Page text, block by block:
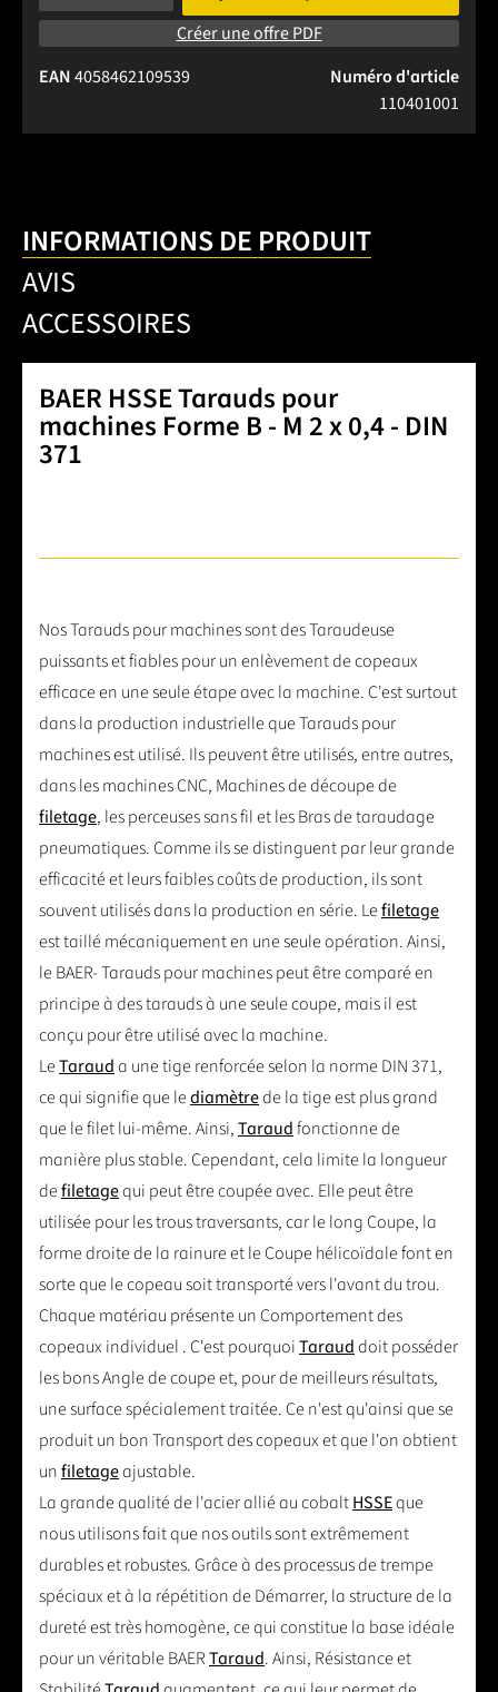
Créer une offre PDF
Numéro d'article
110401001
EAN4058462109539
INFORMATIONS DE PRODUIT
AVIS
ACCESSOIRES
BAER HSSE Tarauds pour
machines Forme B - M 2 x 0,4 - DIN
371
Nos Tarauds pour machines sont des Taraudeuse
puissants et fiables pour un enlèvement de copeaux
efficace en une seule étape avec la machine. C'est surtout
dans la production industrielle que Tarauds pour
machines est utilisé. Ils peuvent être utilisés, entre autres,
dans les machines CNC, Machines de découpe de
filetage, les perceuses sans fil et les Bras de taraudage
pneumatiques. Comme ils se distinguent par leur grande
efficacité et leurs faibles coûts de production, ils sont
souvent utilisés dans la production en série. Lefiletage
est taillé mécaniquement en une seule opération. Ainsi,
le BAER- Tarauds pour machines peut être comparé en
principe à des tarauds à une seule coupe, mais il est
conçu pour être utilisé avec la machine.
LeTarauda une tige renforcée selon la norme DIN 371,
ce qui signifie que lediamètrede la tige est plus grand
que le filet lui-même. Ainsi,Taraudfonctionne de
manière plus stable. Cependant, cela limite la longueur
defiletagequi peut être coupée avec. Elle peut être
utilisée pour les trous traversants, car le long Coupe, la
forme droite de la rainure et le Coupe hélicoïdale font en
sorte que le copeau soit transporté vers l'avant du trou.
Chaque matériau présente un Comportement des
copeaux individuel . C'est pourquoiTarauddoit posséder
les bons Angle de coupe et, pour de meilleurs résultats,
une surface spécialement traitée. Ce n'est qu'ainsi que se
produit un bon Transport des copeaux et que l'on obtient
unfiletageajustable.
La grande qualité de l'acier allié au cobaltHSSEque
nous utilisons fait que nos outils sont extrêmement
durables et robustes. Grâce à des processus de trempe
spéciaux et à la répétition de Démarrer, la structure de la
dureté est très homogène, ce qui constitue la base idéale
pour un véritable BAERTaraud. Ainsi, Résistance et